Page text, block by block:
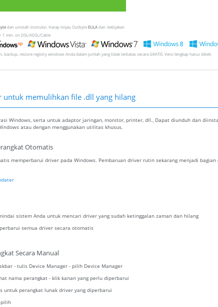
dan unistall :instruksi. Harap tinjau OutbyteEULAdan :kebijakan
min. on DSL/ADSL/Cable
backup, restore registry windows Anda dalam jumlah yang tidak terbatas secara GRATIS. Versi lengkap harus dibeli.
untuk memulihkan file .dll yang hilang
Windows, serta untuk adaptor jaringan, monitor, printer, dll., Dapat diunduh dan
atau dengan menggunakan utilitas khusus.
Otomatis
memperbarui driver pada Windows. Pembaruan driver rutin sekarang menjadi bagian
sistem Anda untuk mencari driver yang sudah ketinggalan zaman dan hilang
semua driver secara otomatis
Secara Manual
- tulis Device Manager - pilih Device Manager
nama perangkat - klik kanan yang perlu diperbarui
untuk perangkat lunak driver yang diperbarui
pilih